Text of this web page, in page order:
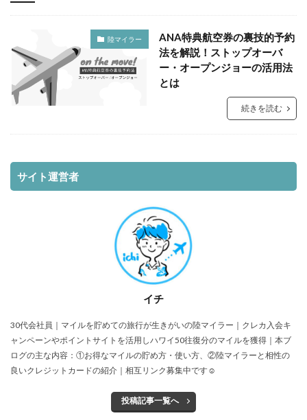
陸マイラー
ANA特典航空券の裏技的予約
法を解説！ストップオーバ
ー・オープンジョーの活用法
とは
続きを読む
サイト運営者
イチ
30代会社員｜マイルを貯めての旅行が生きがいの陸マイラー｜クレカ入会キ
ャンペーンやポイントサイトを活用しハワイ50往復分のマイルを獲得｜本ブ
ログの主な内容：①お得なマイルの貯め方・使い方、②陸マイラーと相性の
良いクレジットカードの紹介｜相互リンク募集中です☺
投稿記事一覧へ